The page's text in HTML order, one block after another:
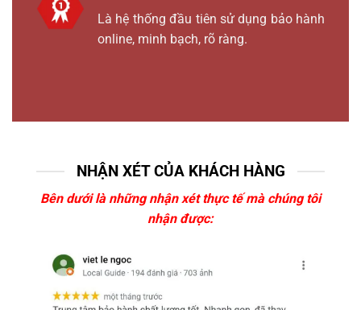
Là hệ thống đầu tiên sử dụng bảo hành
online, minh bạch, rõ ràng.
NHẬN XÉT CỦA KHÁCH HÀNG
Bên dưới là những nhận xét thực tế mà chúng tôi
nhận được: